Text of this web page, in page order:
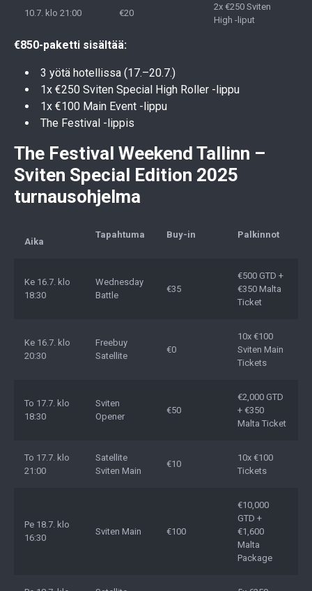
10.7. klo 21:00 €20
2x €250 Sviten
High -liput
€850-paketti sisältää:
3 yötä hotellissa (17.–20.7.)
1x €250 Sviten Special High Roller -lippu
1x €100 Main Event -lippu
The Festival -lippis
The Festival Weekend Tallinn –
Sviten Special Edition 2025
turnausohjelma
Aika
Tapahtuma Buy-in Palkinnot
Ke 16.7. klo
18:30
Wednesday
Battle
€35
€500 GTD +
€350 Malta
Ticket
Ke 16.7. klo
20:30
Freebuy
Satellite
€0
10x €100
Sviten Main
Tickets
To 17.7. klo
18:30
Sviten
Opener
€50
€2,000 GTD
+ €350
Malta Ticket
To 17.7. klo
21:00
Satellite
Sviten Main
€10
10x €100
Tickets
Pe 18.7. klo
16:30
Sviten Main €100
€10,000
GTD +
€1,600
Malta
Package